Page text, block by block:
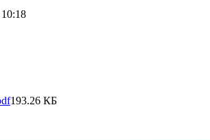
193.26 КБ